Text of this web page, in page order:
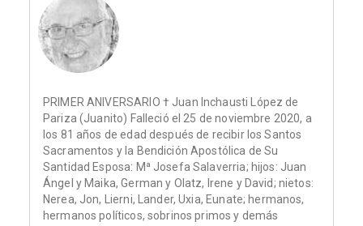
PRIMER ANIVERSARIO † Juan Inchausti López de
Pariza (Juanito) Falleció el 25 de noviembre 2020, a
los 81 años de edad después de recibir los Santos
Sacramentos y la Bendición Apostólica de Su
Santidad Esposa: Mª Josefa Salaverria; hijos: Juan
Ángel y Maika, German y Olatz, Irene y David; nietos:
Nerea, Jon, Lierni, Lander, Uxia, Eunate; hermanos,
hermanos políticos, sobrinos primos y demás